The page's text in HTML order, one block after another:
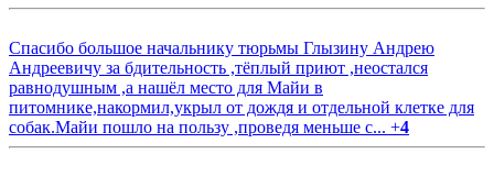
Спасибо большое начальнику тюрьмы Глызину Андрею
Андреевичу за бдительность ,тёплый приют ,неостался
равнодушным ,а нашёл место для Майи в
питомнике,накормил,укрыл от дождя и отдельной клетке для
собак.Майи пошло на пользу ,проведя меньше с... +4